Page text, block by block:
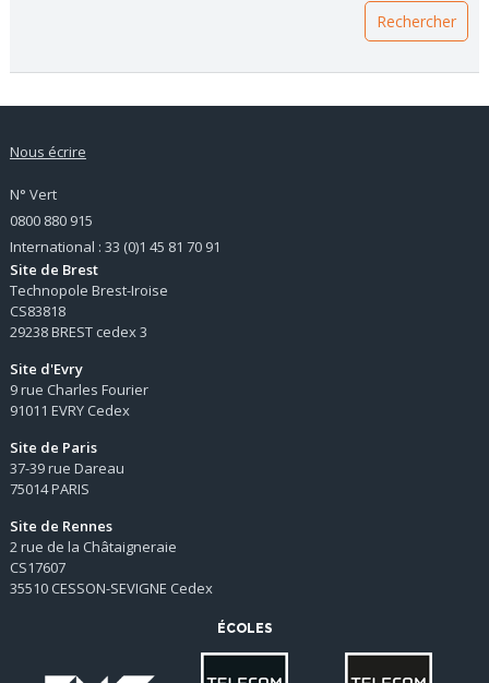
Nous écrire
N° Vert
0800 880 915
International : 33 (0)1 45 81 70 91
Site de Brest
Technopole Brest-Iroise
CS83818
29238 BREST cedex 3
Site d'Evry
9 rue Charles Fourier
91011 EVRY Cedex
Site de Paris
37-39 rue Dareau
75014 PARIS
Site de Rennes
2 rue de la Châtaigneraie
CS17607
35510 CESSON-SEVIGNE Cedex
ÉCOLES